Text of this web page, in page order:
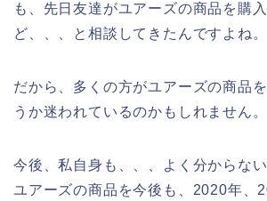
も、先日友達がユアーズの商品を購
ど、、、と相談してきたんですよね。
だから、多くの方がユアーズの商品
うか迷われているのかもしれません。
今後、私自身も、、、よく分からない
ユアーズの商品を今後も、2020年、